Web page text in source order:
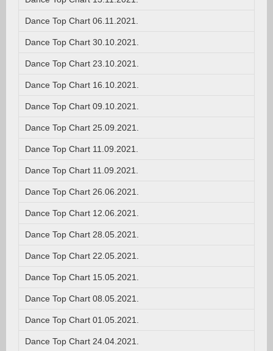
Dance Top Chart 06.11.2021.
Dance Top Chart 30.10.2021.
Dance Top Chart 23.10.2021.
Dance Top Chart 16.10.2021.
Dance Top Chart 09.10.2021.
Dance Top Chart 25.09.2021.
Dance Top Chart 11.09.2021.
Dance Top Chart 11.09.2021.
Dance Top Chart 26.06.2021.
Dance Top Chart 12.06.2021.
Dance Top Chart 28.05.2021.
Dance Top Chart 22.05.2021.
Dance Top Chart 15.05.2021.
Dance Top Chart 08.05.2021.
Dance Top Chart 01.05.2021.
Dance Top Chart 24.04.2021.